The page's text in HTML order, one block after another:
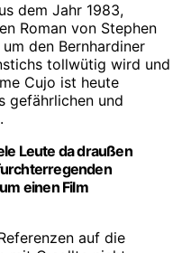
dem Jahr 1983,
Roman von Stephen
den Bernhardiner
tollwütig wird und
Cujo ist heute
gefährlichen und
Leute da draußen
einen Film
auf die